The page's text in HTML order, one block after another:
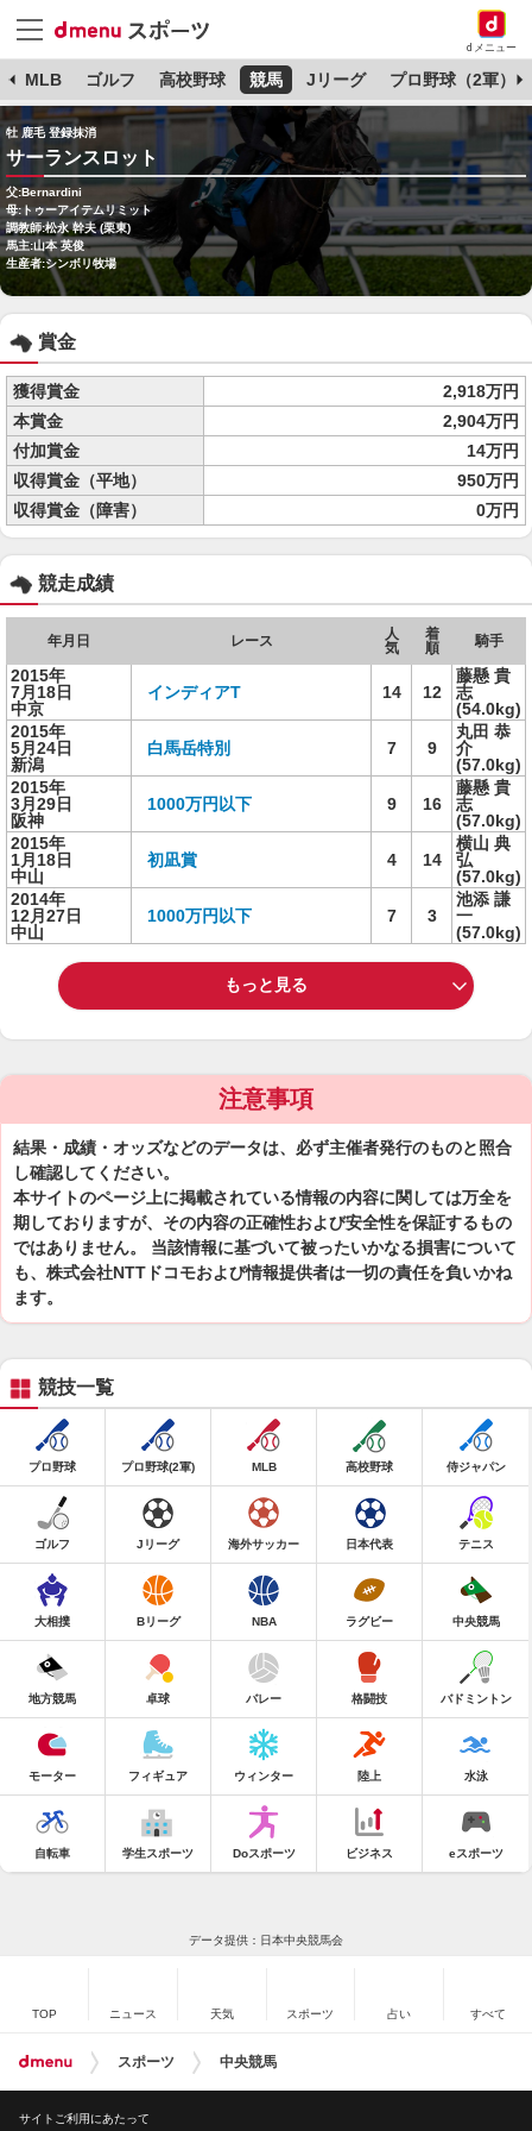
dメニュー
MLB ゴルフ 高校野球 競馬 Jリーグ プロ野球（2軍）
牡 鹿毛 登録抹消
サーランスロット
父:Bernardini
母:トゥーアイテムリミット
調教師:松永 幹夫 (栗東)
馬主:山本 英俊
生産者:シンボリ牧場
賞金
獲得賞金
2,918万円
本賞金
2,904万円
付加賞金
14万円
収得賞金（平地）
950万円
収得賞金（障害）
0万円
競走成績
年月日 レース
人
気
着
順
騎手
2015年
7月18日
中京
インディアT 14 12
藤懸 貴
志
(54.0kg)
2015年
5月24日
新潟
白馬岳特別 7 9
丸田 恭
介
(57.0kg)
2015年
3月29日
阪神
1000万円以下 9 16
藤懸 貴
志
(57.0kg)
2015年
1月18日
中山
初凪賞 4 14
横山 典
弘
(57.0kg)
2014年
12月27日
中山
1000万円以下 7 3
池添 謙
一
(57.0kg)
もっと見る
注意事項
結果・成績・オッズなどのデータは、必ず主催者発行のものと照合
し確認してください。
本サイトのページ上に掲載されている情報の内容に関しては万全を
期しておりますが、その内容の正確性および安全性を保証するもの
ではありません。 当該情報に基づいて被ったいかなる損害について
も、株式会社NTTドコモおよび情報提供者は一切の責任を負いかね
ます。
競技一覧
プロ野球 プロ野球(2軍) MLB 高校野球 侍ジャパン
ゴルフ Jリーグ 海外サッカー 日本代表 テニス
大相撲 Bリーグ NBA ラグビー 中央競馬
地方競馬 卓球 バレー 格闘技 バドミントン
モーター フィギュア ウィンター 陸上 水泳
自転車 学生スポーツ Doスポーツ ビジネス eスポーツ
データ提供：日本中央競馬会
TOP ニュース 天気 スポーツ 占い すべて
スポーツ 中央競馬
サイトご利用にあたって